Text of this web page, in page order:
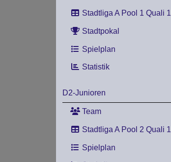
Stadtliga A Pool 1 Quali 1
Stadtpokal
Spielplan
Statistik
D2-Junioren
Team
Stadtliga A Pool 2 Quali 1
Spielplan